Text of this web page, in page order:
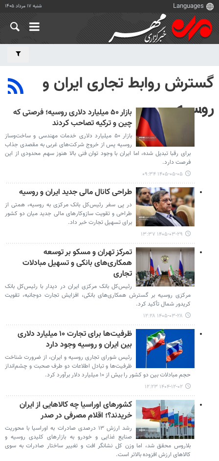
شنبه ۱۷ مرداد ۱۴۰۵
گسترش روابط تجاری ایران و
روسیه
بازار ۵۰ میلیارد دلاری روسیه؛ فرصتی که
چین و ترکیه تصاحب کردند
بازار ۵۰ میلیارد دلاری خدمات مهندسی و ساخت‌وساز
روسیه پس از خروج شرکت‌های غربی به مقصدی جذاب
برای رقبا تبدیل شده، اما ایران با وجود توان فنی بالا هنوز سهم محدودی از این
فرصت دارد.
۱۴۰۵-۰۵-۰۵ ۰۹:۳۴
طراحی کانال مالی جدید ایران و روسیه
در پی سفر رئیس‌کل بانک مرکزی به روسیه، همتی از
طراحی و تقویت سازوکارهای مالی جدید میان دو کشور
برای تسهیل تجارت خبر داد.
۱۴۰۵-۰۳-۲۹ ۱۳:۳۷
تمرکز تهران و مسکو بر توسعه
همکاری‌های بانکی و تسهیل مبادلات
تجاری
رئیس‌کل بانک مرکزی ایران در دیدار با رئیس‌کل بانک
مرکزی روسیه بر گسترش همکاری‌های بانکی، افزایش تجارت دوجانبه، تقویت
کریدور شمال تأکید کرد.
۱۴۰۵-۰۳-۲۸ ۱۲:۲۸
ظرفیت‌ها برای تجارت ۱۰ میلیارد دلاری
بین ایران و روسیه وجود دارد
رئیس شورای تجاری روسیه و ایران، از ضرورت شناخت
ظرفیت‌ها و تبادل اطلاعات دو طرف صحبت و چشم‌انداز
حجم مبادلات بین دو کشور را بیش از ۱۰ میلیارد دلار برآورد کرد.
۱۴۰۴-۱۲-۰۲ ۱۲:۲۳
کشورهای اوراسیا چه کالاهایی از ایران
خریدند؟؛ اقلام مصرفی در صدر
رشد ارزش ۱۳ درصدی صادرات به اوراسیا با محوریت
صنایع غذایی و خودرو به بازارهای کلیدی روسیه و
بلاروس محقق شد، اما وزن کل نشانگر افت و تغییر ساختار صادرات به سوی
کالاهای ارزش افزوده بالاتر است.